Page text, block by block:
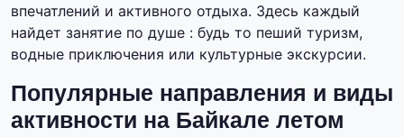
впечатлений и активного отдыха. Здесь каждый
найдет занятие по душе : будь то пеший туризм,
водные приключения или культурные экскурсии.
Популярные направления и виды
активности на Байкале летом